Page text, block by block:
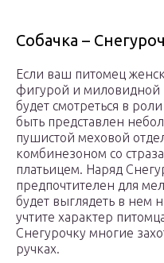
Собачка –
Если ваш питомец
фигурой и миловидной
будет смотреться в
быть представлен
пушистой меховой
комбинезоном со
платьицем. Наряд
предпочтителен для
будет выглядеть в нем
учтите характер
Снегурочку многие
ручках.